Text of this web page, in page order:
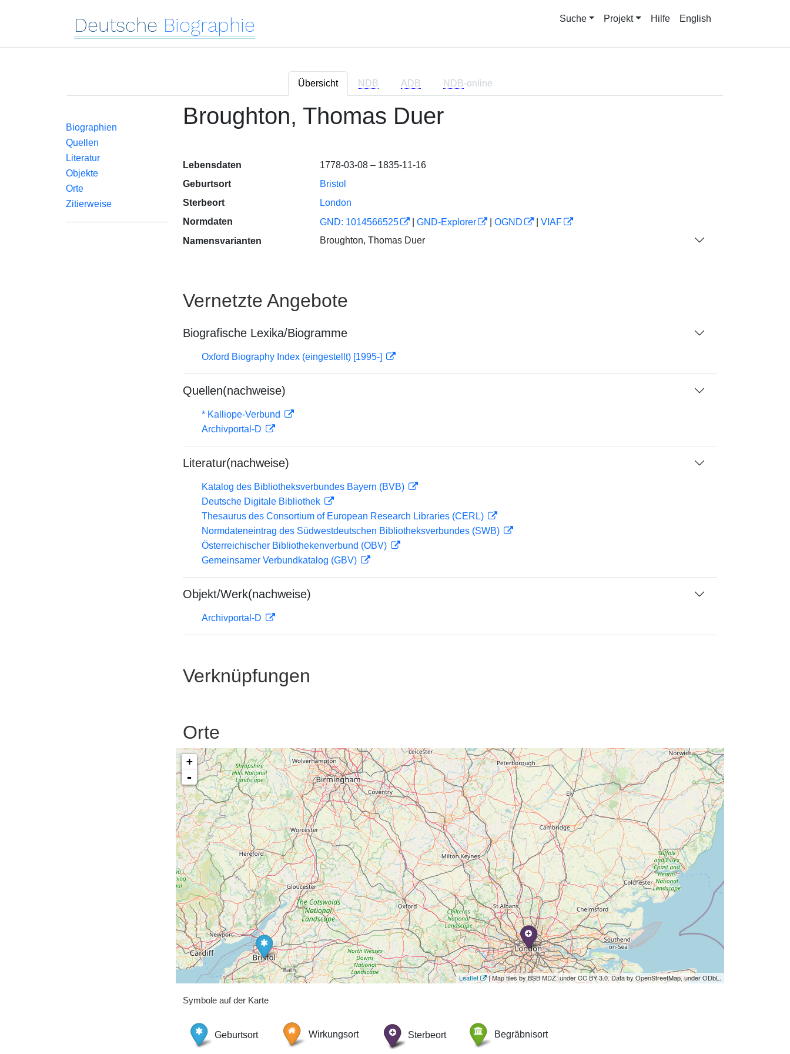
Deutsche Biographie Suche Projekt Hilfe English
Übersicht NDB ADB NDB-online
Biographien
Quellen
Literatur
Objekte
Orte
Zitierweise
Broughton, Thomas Duer
Lebensdaten
1778-03-08 – 1835-11-16
Geburtsort
Bristol
Sterbeort
London
Normdaten
GND: 1014566525 GND-Explorer OGND
VIAF
Namensvarianten
Broughton, Thomas Duer
Vernetzte Angebote
Biografische Lexika/Biogramme
Oxford Biography Index (eingestellt) [1995-]
Quellen(nachweise)
* Kalliope-Verbund
Archivportal-D
Literatur(nachweise)
Katalog des Bibliotheksverbundes Bayern (BVB)
Deutsche Digitale Bibliothek
Thesaurus des Consortium of European Research Libraries (CERL)
Normdateneintrag des Südwestdeutschen Bibliotheksverbundes (SWB)
Österreichischer Bibliothekenverbund (OBV)
Gemeinsamer Verbundkatalog (GBV)
Objekt/Werk(nachweise)
Archivportal-D
Verknüpfungen
Orte
+
-
Leaflet | Map tiles by BSB MDZ, under CC BY 3.0. Data by OpenStreetMap, under ODbL.
Symbole auf der Karte
Geburtsort Wirkungsort Sterbeort Begräbnisort